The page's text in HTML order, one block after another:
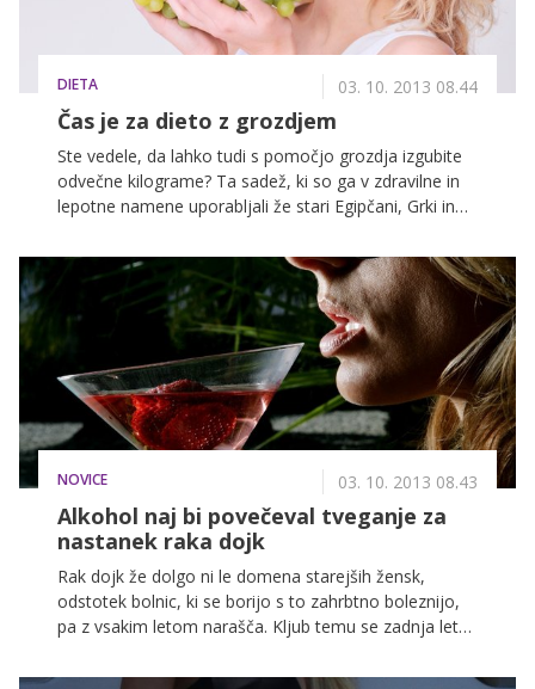
DIETA 03. 10. 2013 08.44
Čas je za dieto z grozdjem
Ste vedele, da lahko tudi s pomočjo grozdja izgubite
odvečne kilograme? Ta sadež, ki so ga v zdravilne in
lepotne namene uporabljali že stari Egipčani, Grki in
nutricionistov lahko odlično sredstvo za učinkovito in
hitro izgubljanje kilogramov. Osnovno pravilo te
šestdnevne diete je, da prvi dan uživate izključno
grozdje, in sicer v porcijah po 200 gramov na vsake
dve do tri ure.
NOVICE 03. 10. 2013 08.43
Alkohol naj bi povečeval tveganje za
nastanek raka dojk
Rak dojk že dolgo ni le domena starejših žensk,
odstotek bolnic, ki se borijo s to zahrbtno boleznijo,
pa z vsakim letom narašča. Kljub temu se zadnja leta
Razlogi za to so organizirano iskanje simptomov pri